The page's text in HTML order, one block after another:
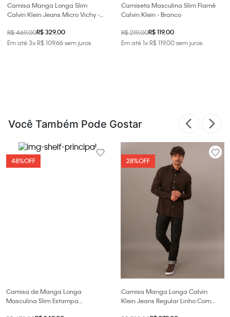
Camisa Manga Longa Slim
Calvin Klein Jeans Micro Vichy -
R$ 469,00R$ 329,00
Em até3xR$109,66sem juros
Camiseta Masculina Slim Flamê
Calvin Klein - Branco
R$ 219,00R$ 119,00
Em até1xR$119,00sem juros
Você Também Pode Gostar
48%OFF
Camisa de Manga Longa
Masculina Slim Estampa
28%OFF
Camisa Manga Longa Calvin
Klein Jeans Regular Linho Com